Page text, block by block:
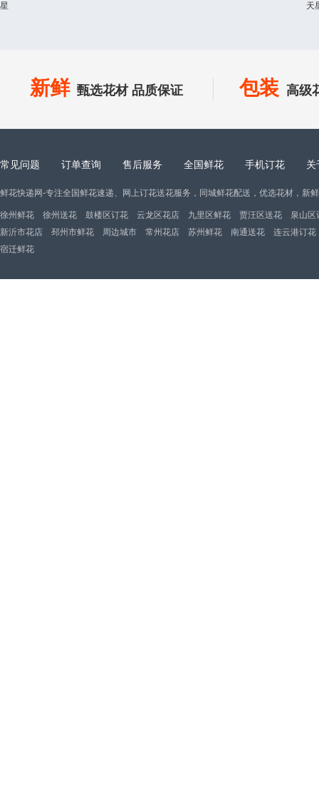
新鲜 甄选花材 品质保证 包装 高级
常见问题 订单查询 售后服务 全国鲜花 手机订花 关
鲜花快递网-专注全国鲜花速递、网上订花送花服务，同城鲜花配送，优选花材，新
徐州鲜花 徐州送花 鼓楼区订花 云龙区花店 九里区鲜花 贾汪区送花
泉山区
新沂市花店
邳州市鲜花 周边城市 常州花店 苏州鲜花 南通送花
连云港订花
宿迁鲜花